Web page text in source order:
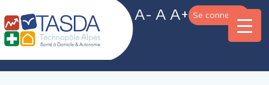
A- A A+ Se connecter